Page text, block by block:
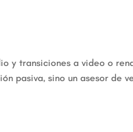
y transiciones a video o
pasiva, sino un asesor de